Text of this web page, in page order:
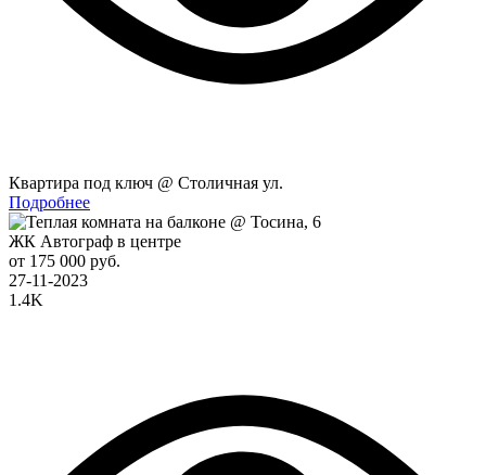
Квартира под ключ @ Столичная ул.
Подробнее
ЖК Автограф в центре
от 175 000 руб.
27-11-2023
1.4K